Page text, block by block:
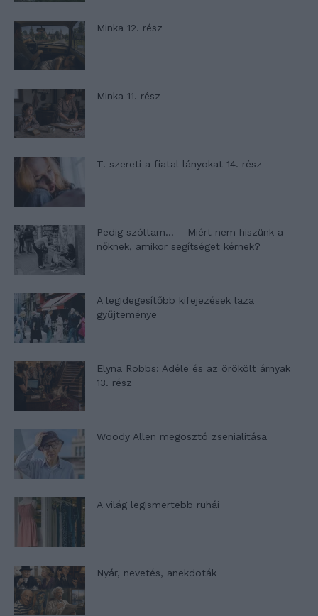
Minka 12. rész
Minka 11. rész
T. szereti a fiatal lányokat 14. rész
Pedig szóltam… – Miért nem hiszünk a
nőknek, amikor segítséget kérnek?
A legidegesítőbb kifejezések laza
gyűjteménye
Elyna Robbs: Adéle és az örökölt árnyak
13. rész
Woody Allen megosztó zsenialitása
A világ legismertebb ruhái
Nyár, nevetés, anekdoták